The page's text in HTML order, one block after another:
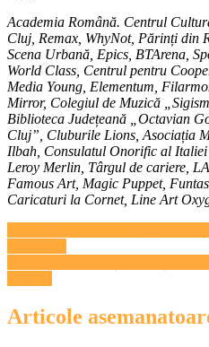
Academia Română. Centrul
Cluj, Remax, WhyNot, Părinți din
Scena Urbană, Epics, BTArena,
World Class, Centrul pentru
Media Young, Elementum,
Mirror, Colegiul de Muzică
Biblioteca Județeană „Octavian
Cluj”, Cluburile Lions, Asociația
Ilbah, Consulatul Onorific al
Leroy Merlin, Târgul de cariere,
Famous Art, Magic Puppet,
Caricaturi la Cornet, Line Art
Navigare
în
articole
Articole